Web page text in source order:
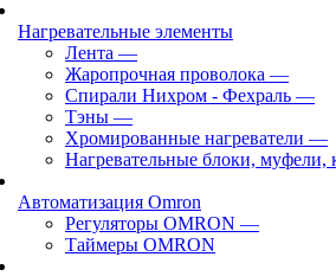
Нагревательные элементы
Лента —
Жаропрочная проволока —
Спирали Нихром - Фехраль —
Тэны —
Хромированные нагреватели —
Нагревательные блоки, муфели,
Автоматизация Omron
Регуляторы OMRON —
Таймеры OMRON